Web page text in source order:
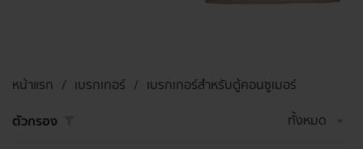
หน้าแรก เบรกเกอร์
เบรกเกอร์สำหรับตู้คอนซูเมอร์
ตัวกรอง
ทั้งหมด